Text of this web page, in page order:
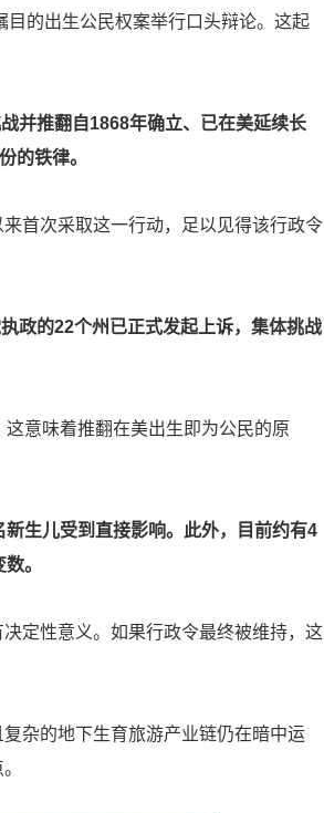
的出生公民权案举行口头辩论。这起
并推翻自1868年确立、已在美延续长
的铁律。
首次采取这一行动，足以见得该行政令
政的22个州已正式发起上诉，集体挑战
意味着推翻在美出生即为公民的原
生儿受到直接影响。此外，目前约有4
。
定性意义。如果行政令最终被维持，这
杂的地下生育旅游产业链仍在暗中运